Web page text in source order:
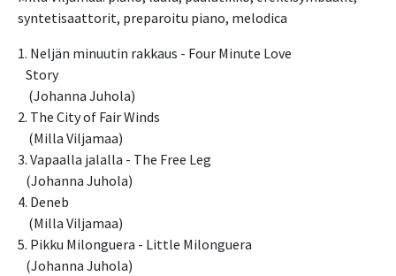
syntetisaattorit, preparoitu piano, melodica
1. Neljän minuutin rakkaus - Four Minute Love
Story
(Johanna Juhola)
2. The City of Fair Winds
(Milla Viljamaa)
3. Vapaalla jalalla - The Free Leg
(Johanna Juhola)
4. Deneb
(Milla Viljamaa)
5. Pikku Milonguera - Little Milonguera
(Johanna Juhola)